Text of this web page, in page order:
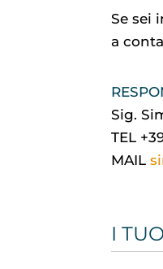
Se sei
a
Sig.
TEL
MAIL
I